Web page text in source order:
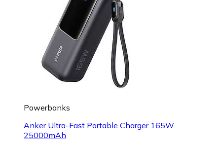
Powerbanks
Anker Ultra-Fast Portable Charger 165W
25000mAh